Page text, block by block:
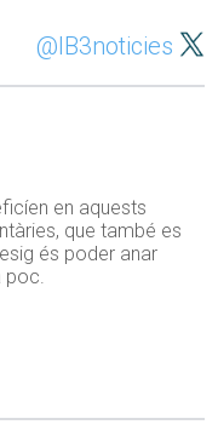
@IB3noticies
en aquests
que també es
és poder anar
poc.